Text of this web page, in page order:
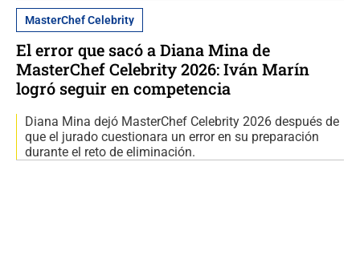
MasterChef Celebrity
El error que sacó a Diana Mina de
MasterChef Celebrity 2026: Iván Marín
logró seguir en competencia
Diana Mina dejó MasterChef Celebrity 2026 después de
que el jurado cuestionara un error en su preparación
durante el reto de eliminación.